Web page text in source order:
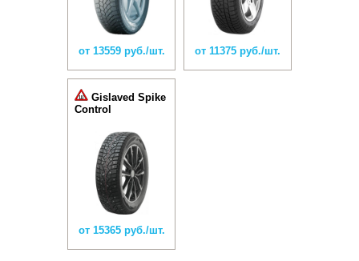
от 13559 руб./шт. от 11375 руб./шт.
Gislaved Spike
Control
от 15365 руб./шт.